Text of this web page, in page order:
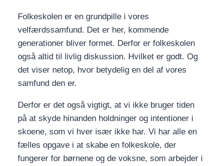
Folkeskolen er en grundpille i vores
velfærdssamfund. Det er her, kommende
generationer bliver formet. Derfor er folkeskolen
også altid til livlig diskussion. Hvilket er godt. Og
det viser netop, hvor betydelig en del af vores
samfund den er.
Derfor er det også vigtigt, at vi ikke bruger tiden
på at skyde hinanden holdninger og intentioner i
skoene, som vi hver især ikke har. Vi har alle en
fælles opgave i at skabe en folkeskole, der
fungerer for børnene og de voksne, som arbejder i